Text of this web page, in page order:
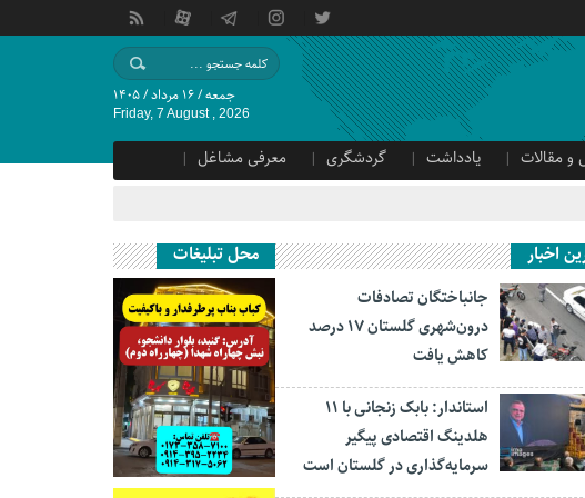
جمعه / ۱۶ مرداد / ۱۴۰۵
Friday, 7 August , 2026
و مقالات یادداشت گردشگری
معرفی مشاغل
اخبار
جانباختگان تصادفات
درون‌شهری گلستان ۱۷ درصد
کاهش یافت
استاندار: بابک زنجانی با ۱۱
هلدینگ اقتصادی پیگیر
سرمایه‌گذاری در گلستان است
محل تبلیغات